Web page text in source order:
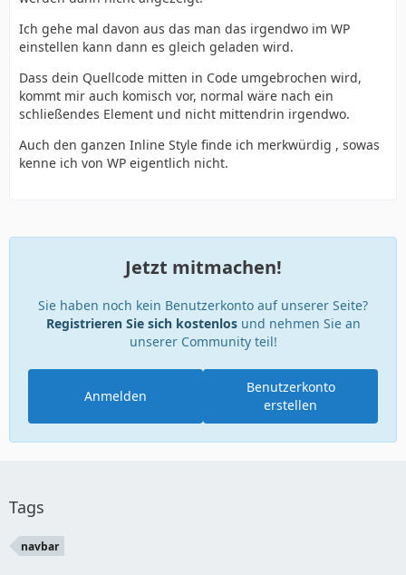
Ich gehe mal davon aus das man das irgendwo im WP
einstellen kann dann es gleich geladen wird.
Dass dein Quellcode mitten in Code umgebrochen wird,
kommt mir auch komisch vor, normal wäre nach ein
schließendes Element und nicht mittendrin irgendwo.
Auch den ganzen Inline Style finde ich merkwürdig , sowas
kenne ich von WP eigentlich nicht.
Jetzt mitmachen!
Sie haben noch kein Benutzerkonto auf unserer Seite?
Registrieren Sie sich kostenlosund nehmen Sie an
unserer Community teil!
Benutzerkonto
erstellen
Anmelden
Tags
navbar